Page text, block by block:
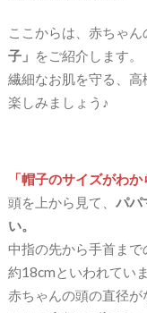
ここからは、赤ちゃ
子」 をご紹介します。
繊細なお肌を守る、
楽しみましょう♪
「帽子のサイズがわか
頭を上から見て、 パパ
い。
中指の先から手首ま
約18cmといわれていま
赤ちゃんの頭の直径